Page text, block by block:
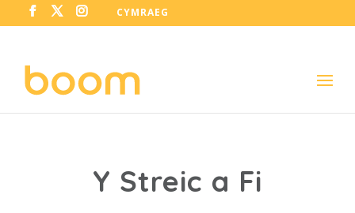
CYMRAEG
Y Streic a Fi